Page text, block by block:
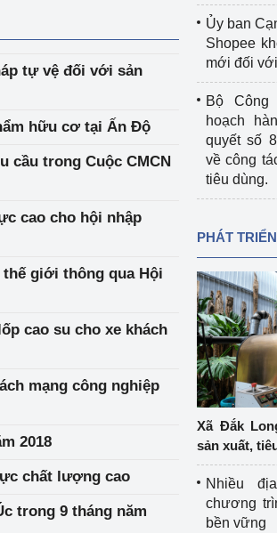
tự vệ đối với sản
hữu cơ tại Ấn Độ
cầu trong Cuộc CMCN
cao cho hội nhập
giới thông qua Hội
cao su cho xe khách
mạng công nghiệp
2018
chất lượng cao
trong 9 tháng năm
Ủy ban
Shopee
mới đối
Bộ
hoạch
quyết số
về công
tiêu dùng.
PHÁT
Xã Đắk
sản xuất,
Nhiều
chương
bền vững